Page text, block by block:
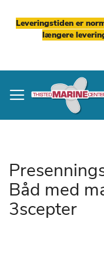
Leveringstiden er
længere
to
Content
Båd med
3scepter